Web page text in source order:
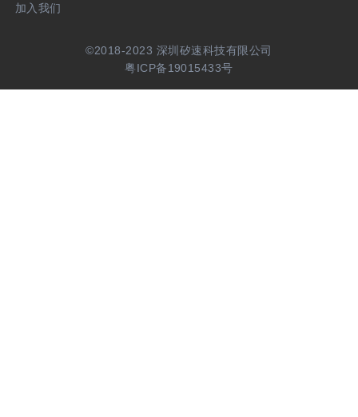
加入我们
©2018-2023 深圳矽速科技有限公司
粤ICP备19015433号